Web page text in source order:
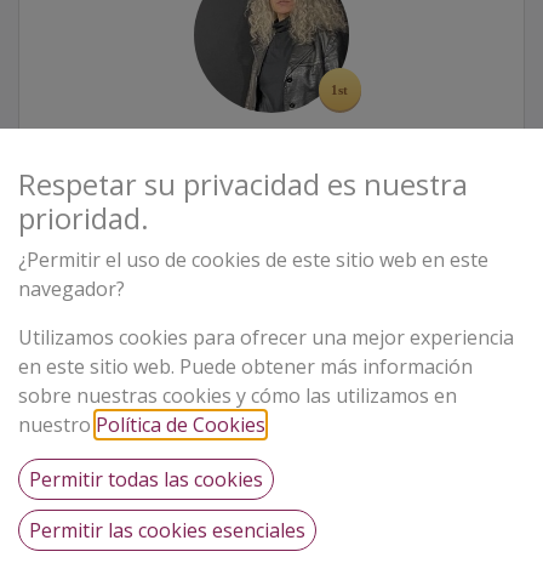
EVA
Newbie
2
Newbie
3 XP 3 Insignias 0 Certificaciones
Respetar su privacidad es nuestra
prioridad.
¿Permitir el uso de cookies de este sitio web en este
navegador?
Utilizamos cookies para ofrecer una mejor experiencia
en este sitio web. Puede obtener más información
sobre nuestras cookies y cómo las utilizamos en
nuestro Política de Cookies
Permitir todas las cookies
Permitir las cookies esenciales